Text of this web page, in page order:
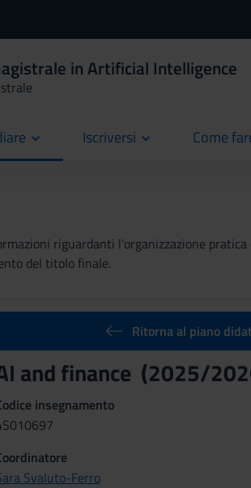
in Artificial Intelligence
Iscriversi Come
current
riguardanti l'organizzazione
del titolo finale.
Ritorna al piano
and finance (2025/
insegnamento
Svaluto-Ferro